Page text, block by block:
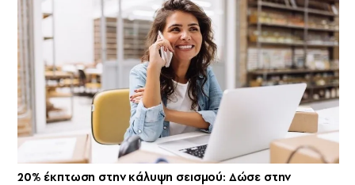
20% έκπτωση στην κάλυψη σεισμού: Δώσε στην